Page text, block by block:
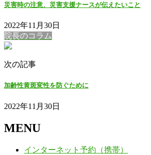
災害時の注意、災害支援ナースが伝えたいこと
2022年11月30日
院長のコラム
次の記事
加齢性黄斑変性を防ぐために
2022年11月30日
MENU
インターネット予約（携帯）